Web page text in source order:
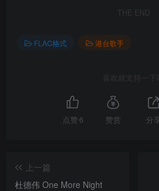
THE END
FLAC格式 港台歌手
喜欢就支持一下
点赞 6 赞赏 分
上一篇
杜德伟 One More Night